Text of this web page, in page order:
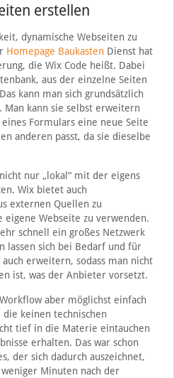
erstellen
dynamische Webseiten zu
Homepage BaukastenDienst hat
die Wix Code heißt. Dabei
aus der einzelne Seiten
kann man sich grundsätzlich
kann sie selbst erweitern
Formulars eine neue Seite
anderen passt, da sie dieselbe
nur „lokal“ mit der eigens
Wix bietet auch
externen Quellen zu
Webseite zu verwenden.
schnell ein großes Netzwerk
lassen sich bei Bedarf und für
erweitern, sodass man nicht
ist, was der Anbieter vorsetzt.
aber möglichst einfach
die keinen technischen
tief in die Materie eintauchen
erhalten. Das war schon
der sich dadurch auszeichnet,
Minuten nach der